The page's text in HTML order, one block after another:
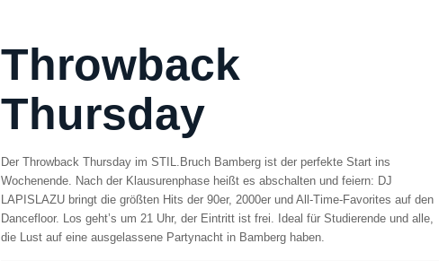
Throwback
Thursday
Der Throwback Thursday im STIL.Bruch Bamberg ist der perfekte Start ins
Wochenende. Nach der Klausurenphase heißt es abschalten und feiern: DJ
LAPISLAZU bringt die größten Hits der 90er, 2000er und All-Time-Favorites auf den
Dancefloor. Los geht’s um 21 Uhr, der Eintritt ist frei. Ideal für Studierende und alle,
die Lust auf eine ausgelassene Partynacht in Bamberg haben.